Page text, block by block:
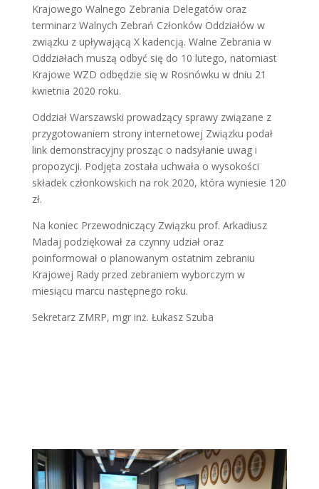
Krajowego Walnego Zebrania Delegatów oraz
terminarz Walnych Zebrań Członków Oddziałów w
związku z upływającą X kadencją. Walne Zebrania w
Oddziałach muszą odbyć się do 10 lutego, natomiast
Krajowe WZD odbędzie się w Rosnówku w dniu 21
kwietnia 2020 roku.
Oddział Warszawski prowadzący sprawy związane z
przygotowaniem strony internetowej Związku podał
link demonstracyjny prosząc o nadsyłanie uwag i
propozycji. Podjęta została uchwała o wysokości
składek członkowskich na rok 2020, która wyniesie 120
zł.
Na koniec Przewodniczący Związku prof. Arkadiusz
Madaj podziękował za czynny udział oraz
poinformował o planowanym ostatnim zebraniu
Krajowej Rady przed zebraniem wyborczym w
miesiącu marcu następnego roku.
Sekretarz ZMRP, mgr inż. Łukasz Szuba